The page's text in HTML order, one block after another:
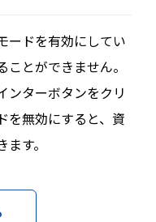
ードを有効にしてい
とができません。
ンターボタンをクリ
を無効にすると、資
す。